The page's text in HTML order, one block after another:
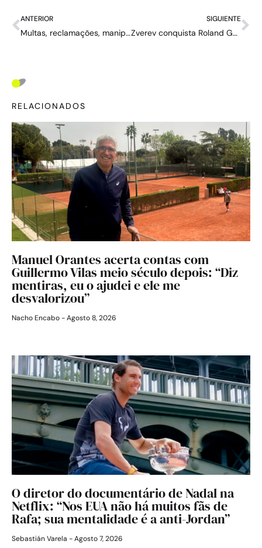
ANTERIOR
Multas, reclamações, manipulações e cancelamento: o momento estranhamente violento do tênis
SIGUIENTE
Zverev conquista Roland Garros e finalmente alcança seu objetivo, mas a questão é se ele será um campeão querido
RELACIONADOS
Manuel Orantes acerta contas com
Guillermo Vilas meio século depois: “Diz
mentiras, eu o ajudei e ele me
desvalorizou”
Nacho Encabo Agosto 8, 2026
O diretor do documentário de Nadal na
Netflix: “Nos EUA não há muitos fãs de
Rafa; sua mentalidade é a anti-Jordan”
Sebastián Varela Agosto 7, 2026